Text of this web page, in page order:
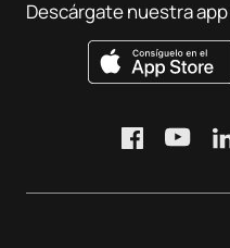
Descárgate nuestra app